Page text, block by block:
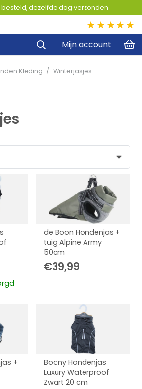
besteld, dezelfde dag verzonden
Mijn account
Kleding / Winterjasjes
de Boon Hondenjas +
tuig Alpine Army
50cm
€39,99
+
Boony Hondenjas
Luxury Waterproof
Zwart 20 cm